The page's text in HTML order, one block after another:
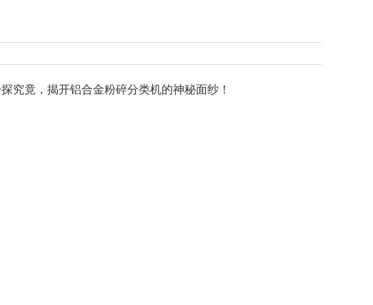
究竟，揭开铝合金粉碎分类机的神秘面纱！